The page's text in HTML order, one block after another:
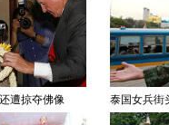
泰国女兵街头深情献唱与民众合影